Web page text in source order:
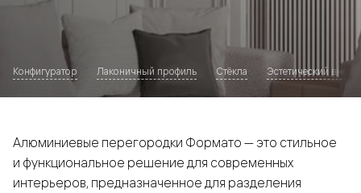
Конфигуратор Лаконичный профиль Стёкла Эстетический
Алюминиевые перегородки Формато — это стильное
и функциональное решение для современных
интерьеров, предназначенное для разделения